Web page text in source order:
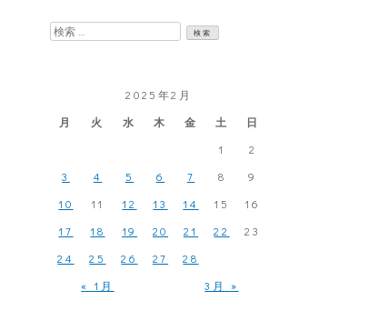
検
2025年2月
月
火 水 木 金 土 日
« 1月 3月 »
1
2
3
4 5 6 7 8
9
10
11 12 13 14 15
16
17
18 19 20 21 22
23
24
25 26 27 28